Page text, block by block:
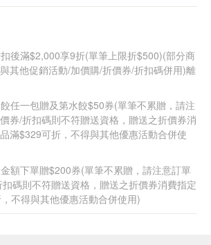
後滿$2,000享9折(單筆上限折$500)(部分商
其他促銷活動/加價購/折價券/折扣碼併用)離
任一包贈及第水餃$50券(單筆不累贈，請注
券/折扣碼則不符贈送資格，贈送之折價券消
滿$329可折，不得與其他優惠活動合併使
額下單贈$200券(單筆不累贈，請注意訂單
碼則不符贈送資格，贈送之折價券消費指定
不得與其他優惠活動合併使用)